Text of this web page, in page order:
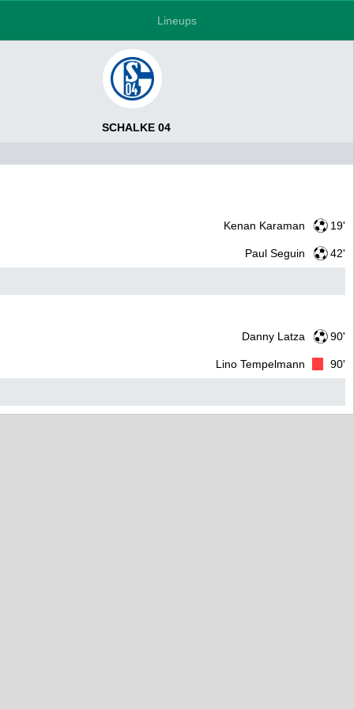
Lineups
SCHALKE 04
19'
Kenan Karaman
42'
Paul Seguin
90'
Danny Latza
90'
Lino Tempelmann